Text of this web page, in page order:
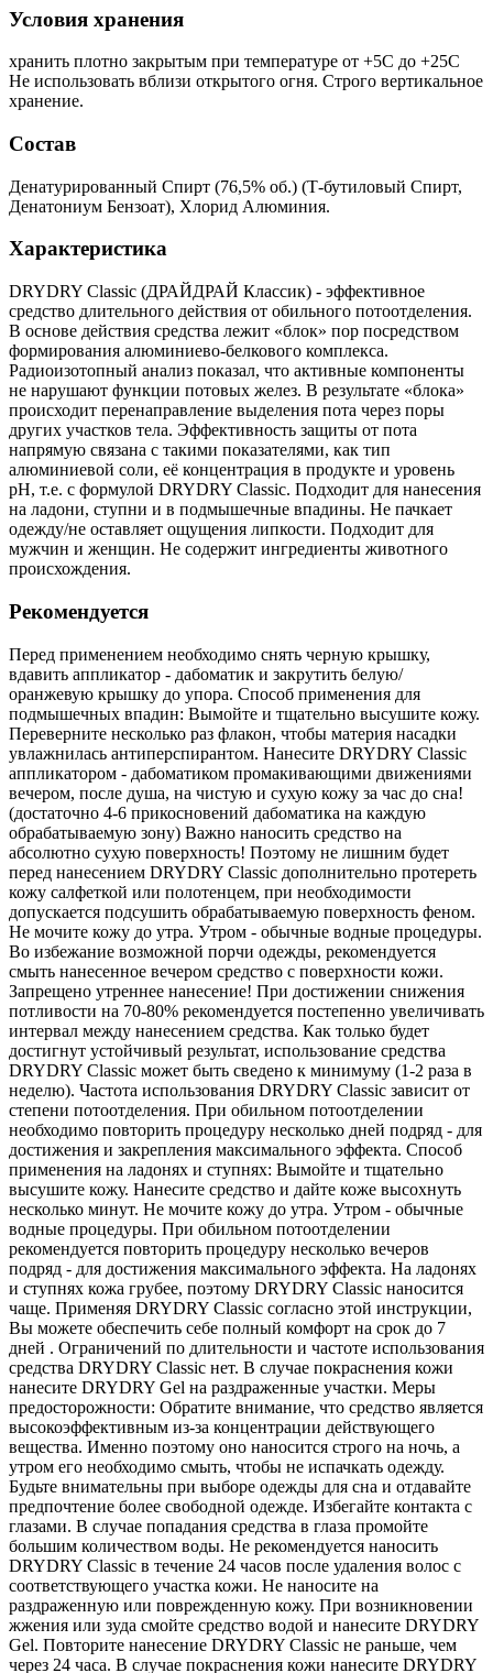
Условия хранения
хранить плотно закрытым при температуре от +5С до +25С
Не использовать вблизи открытого огня. Строго вертикальное
хранение.
Состав
Денатурированный Спирт (76,5% об.) (Т-бутиловый Спирт,
Денатониум Бензоат), Хлорид Алюминия.
Характеристика
DRYDRY Classic (ДРАЙДРАЙ Классик) - эффективное
средство длительного действия от обильного потоотделения.
В основе действия средства лежит «блок» пор посредством
формирования алюминиево-белкового комплекса.
Радиоизотопный анализ показал, что активные компоненты
не нарушают функции потовых желез. В результате «блока»
происходит перенаправление выделения пота через поры
других участков тела. Эффективность защиты от пота
напрямую связана с такими показателями, как тип
алюминиевой соли, её концентрация в продукте и уровень
pH, т.е. с формулой DRYDRY Classic. Подходит для нанесения
на ладони, ступни и в подмышечные впадины. Не пачкает
одежду/не оставляет ощущения липкости. Подходит для
мужчин и женщин. Не содержит ингредиенты животного
происхождения.
Рекомендуется
Перед применением необходимо снять черную крышку,
вдавить аппликатор - дабоматик и закрутить белую/
оранжевую крышку до упора. Способ применения для
подмышечных впадин: Вымойте и тщательно высушите кожу.
Переверните несколько раз флакон, чтобы материя насадки
увлажнилась антиперспирантом. Нанесите DRYDRY Classic
аппликатором - дабоматиком промакивающими движениями
вечером, после душа, на чистую и сухую кожу за час до сна!
(достаточно 4-6 прикосновений дабоматика на каждую
обрабатываемую зону) Важно наносить средство на
абсолютно сухую поверхность! Поэтому не лишним будет
перед нанесением DRYDRY Classic дополнительно протереть
кожу салфеткой или полотенцем, при необходимости
допускается подсушить обрабатываемую поверхность феном.
Не мочите кожу до утра. Утром - обычные водные процедуры.
Во избежание возможной порчи одежды, рекомендуется
смыть нанесенное вечером средство с поверхности кожи.
Запрещено утреннее нанесение! При достижении снижения
потливости на 70-80% рекомендуется постепенно увеличивать
интервал между нанесением средства. Как только будет
достигнут устойчивый результат, использование средства
DRYDRY Classic может быть сведено к минимуму (1-2 раза в
неделю). Частота использования DRYDRY Classic зависит от
степени потоотделения. При обильном потоотделении
необходимо повторить процедуру несколько дней подряд - для
достижения и закрепления максимального эффекта. Способ
применения на ладонях и ступнях: Вымойте и тщательно
высушите кожу. Нанесите средство и дайте коже высохнуть
несколько минут. Не мочите кожу до утра. Утром - обычные
водные процедуры. При обильном потоотделении
рекомендуется повторить процедуру несколько вечеров
подряд - для достижения максимального эффекта. На ладонях
и ступнях кожа грубее, поэтому DRYDRY Classic наносится
чаще. Применяя DRYDRY Classic согласно этой инструкции,
Вы можете обеспечить себе полный комфорт на срок до 7
дней . Ограничений по длительности и частоте использования
средства DRYDRY Classic нет. В случае покраснения кожи
нанесите DRYDRY Gel на раздраженные участки. Меры
предосторожности: Обратите внимание, что средство является
высокоэффективным из-за концентрации действующего
вещества. Именно поэтому оно наносится строго на ночь, а
утром его необходимо смыть, чтобы не испачкать одежду.
Будьте внимательны при выборе одежды для сна и отдавайте
предпочтение более свободной одежде. Избегайте контакта с
глазами. В случае попадания средства в глаза промойте
большим количеством воды. Не рекомендуется наносить
DRYDRY Classic в течение 24 часов после удаления волос с
соответствующего участка кожи. Не наносите на
раздраженную или поврежденную кожу. При возникновении
жжения или зуда смойте средство водой и нанесите DRYDRY
Gel. Повторите нанесение DRYDRY Classic не раньше, чем
через 24 часа. В случае покраснения кожи нанесите DRYDRY